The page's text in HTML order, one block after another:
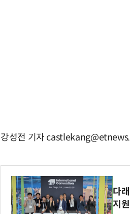
강성전 기자
다
지